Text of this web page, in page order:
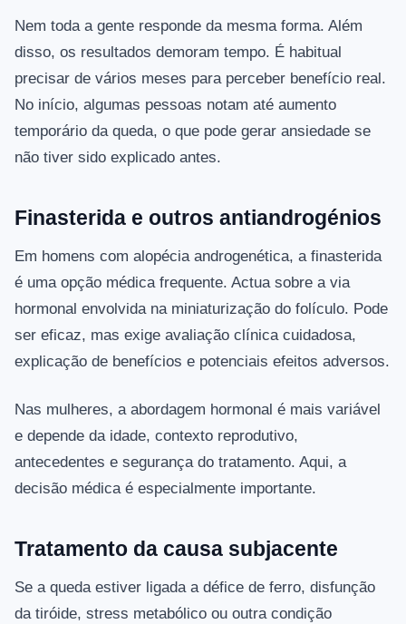
Nem toda a gente responde da mesma forma. Além
disso, os resultados demoram tempo. É habitual
precisar de vários meses para perceber benefício real.
No início, algumas pessoas notam até aumento
temporário da queda, o que pode gerar ansiedade se
não tiver sido explicado antes.
Finasterida e outros antiandrogénios
Em homens com alopécia androgenética, a finasterida
é uma opção médica frequente. Actua sobre a via
hormonal envolvida na miniaturização do folículo. Pode
ser eficaz, mas exige avaliação clínica cuidadosa,
explicação de benefícios e potenciais efeitos adversos.
Nas mulheres, a abordagem hormonal é mais variável
e depende da idade, contexto reprodutivo,
antecedentes e segurança do tratamento. Aqui, a
decisão médica é especialmente importante.
Tratamento da causa subjacente
Se a queda estiver ligada a défice de ferro, disfunção
da tiróide, stress metabólico ou outra condição